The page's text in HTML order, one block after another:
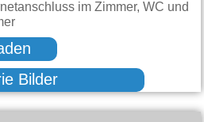
im Zimmer, WC und
Bilder